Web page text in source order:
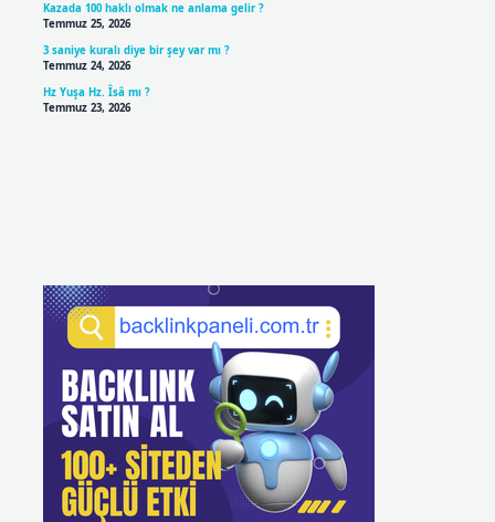
Kazada 100 haklı olmak ne anlama gelir ?
Temmuz 25, 2026
3 saniye kuralı diye bir şey var mı ?
Temmuz 24, 2026
Hz Yuşa Hz. Îsâ mı ?
Temmuz 23, 2026